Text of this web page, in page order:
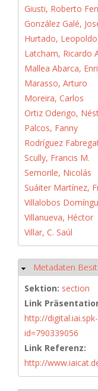
Giusti, Roberto
González Galé,
Hurtado, Leopoldo
Latcham, Ricardo
Mallea Abarca,
Marasso, Arturo
Moreira, Carlos
Ortiz Oderigo,
Palcos, Fanny
Rodríguez
Scully, Francis M.
Semorile, Nicolás
Suáiter Martínez,
Villalobos
Villanueva, Héctor
Villar, C. Saúl
Hide
Metadaten
Sektion: section
Link
http://
id=790339056
Link Referenz:
http://